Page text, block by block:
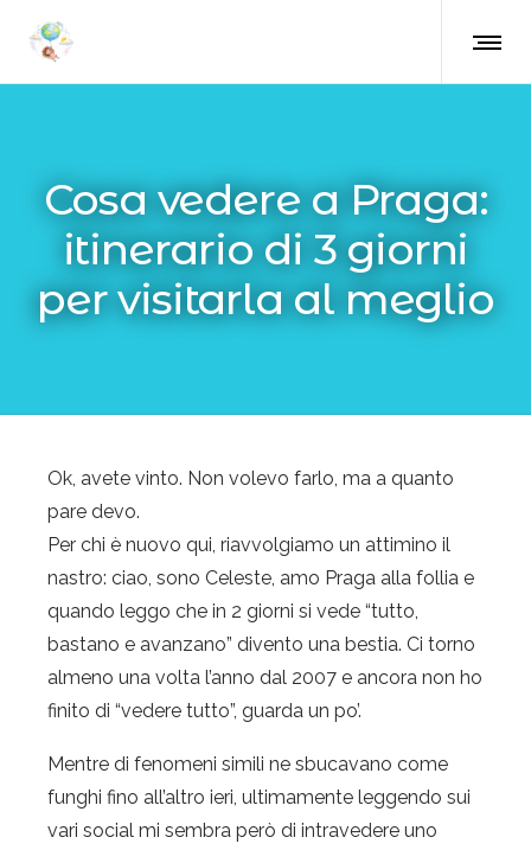
Cosa vedere a Praga:
itinerario di 3 giorni
per visitarla al meglio
Ok, avete vinto. Non volevo farlo, ma a quanto
pare devo.
Per chi è nuovo qui, riavvolgiamo un attimino il
nastro: ciao, sono Celeste, amo Praga alla follia e
quando leggo che in 2 giorni si vede “tutto,
bastano e avanzano” divento una bestia. Ci torno
almeno una volta l’anno dal 2007 e ancora non ho
finito di “vedere tutto”, guarda un po’.
Mentre di fenomeni simili ne sbucavano come
funghi fino all’altro ieri, ultimamente leggendo sui
vari social mi sembra però di intravedere uno